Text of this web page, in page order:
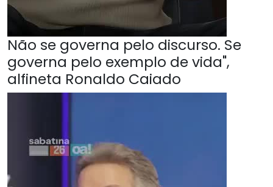
Não se governa pelo discurso. Se
governa pelo exemplo de vida",
alfineta Ronaldo Caiado